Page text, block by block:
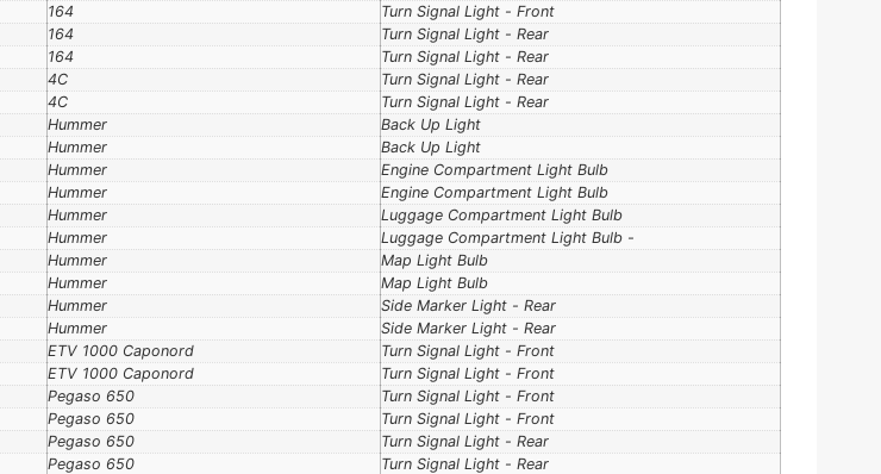
164
Turn Signal Light - Front
164
Turn Signal Light - Rear
164
Turn Signal Light - Rear
4C
Turn Signal Light - Rear
4C
Turn Signal Light - Rear
Hummer
Back Up Light
Hummer
Back Up Light
Hummer
Engine Compartment Light Bulb
Hummer
Engine Compartment Light Bulb
Hummer
Luggage Compartment Light Bulb
Hummer
Luggage Compartment Light Bulb -
Hummer
Map Light Bulb
Hummer
Map Light Bulb
Hummer
Side Marker Light - Rear
Hummer
Side Marker Light - Rear
ETV 1000 Caponord
Turn Signal Light - Front
ETV 1000 Caponord
Turn Signal Light - Front
Pegaso 650
Turn Signal Light - Front
Pegaso 650
Turn Signal Light - Front
Pegaso 650
Turn Signal Light - Rear
Pegaso 650
Turn Signal Light - Rear